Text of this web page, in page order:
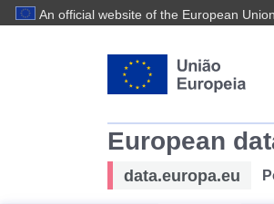
An official website of the European Union
European
data.europa.eu